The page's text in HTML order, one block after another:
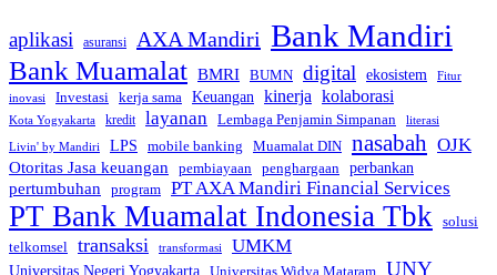
aplikasi asuransi AXA Mandiri Bank Mandiri
Bank Muamalat BMRI BUMN digital ekosistem Fitur
inovasi Investasi kerja sama Keuangan kinerja kolaborasi
Kota Yogyakarta kredit layanan Lembaga Penjamin Simpanan
literasi
Livin' by Mandiri
LPS mobile banking Muamalat DIN nasabah OJK
Otoritas Jasa keuangan pembiayaan penghargaan perbankan
pertumbuhan program PT AXA Mandiri Financial Services
PT Bank Muamalat Indonesia Tbk solusi
telkomsel transaksi transformasi UMKM
Universitas Negeri Yogyakarta Universitas Widya Mataram UNY